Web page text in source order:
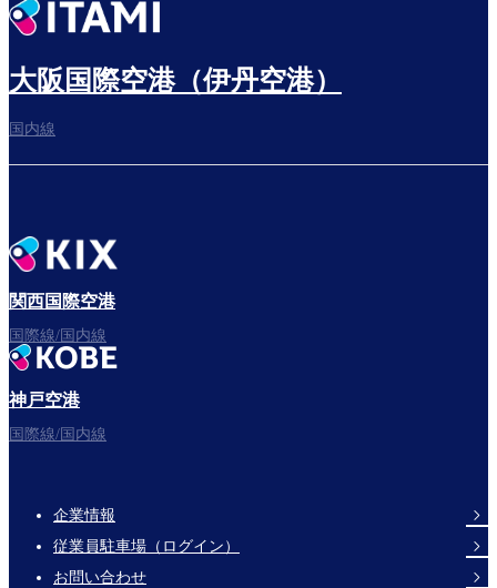
搭乗ゲートへ
フライトをお楽しみください。
大阪国際空港（伊丹空港）
国内線
関西国際空港
国際線/国内線
神戸空港
国際線/国内線
Footer
Links
企業情報
従業員駐車場（ログイン）
お問い合わせ